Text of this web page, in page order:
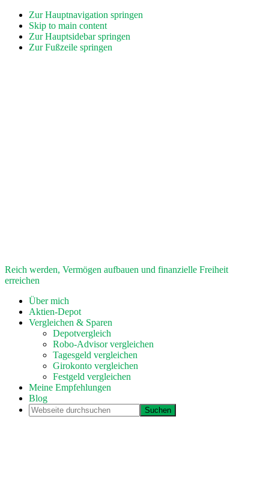
Zur Hauptnavigation springen
Skip to main content
Zur Hauptsidebar springen
Zur Fußzeile springen
Reich werden, Vermögen aufbauen und finanzielle Freiheit
erreichen
Über mich
Aktien-Depot
Vergleichen & Sparen
Depotvergleich
Robo-Advisor vergleichen
Tagesgeld vergleichen
Girokonto vergleichen
Festgeld vergleichen
Meine Empfehlungen
Blog
Webseite
durchsuchen